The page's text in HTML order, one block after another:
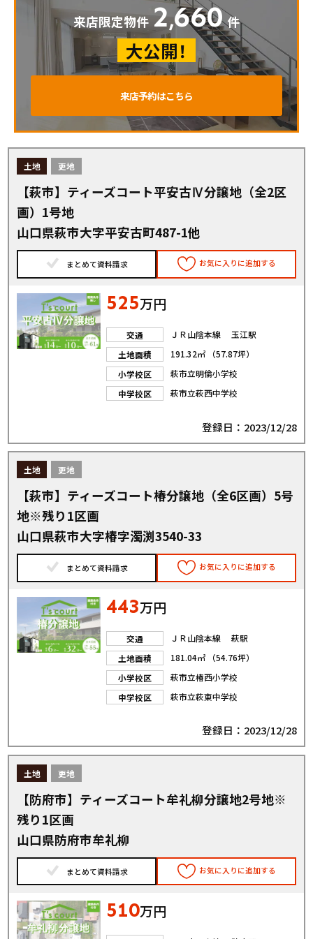
来店限定物件 2,660 件
大公開！
来店予約はこちら
土地 更地
【萩市】ティーズコート平安古Ⅳ分譲地（全2区
画）1号地
山口県萩市大字平安古町487-1他
まとめて資料請求 お気に入りに追加する
525万円
交通
ＪＲ山陰本線 玉江駅
土地面積
191.32㎡ （57.87坪）
小学校区
萩市立明倫小学校
中学校区
萩市立萩西中学校
登録日：2023/12/28
土地 更地
【萩市】ティーズコート椿分譲地（全6区画）5号
地※残り1区画
山口県萩市大字椿字濁渕3540-33
まとめて資料請求 お気に入りに追加する
443万円
交通
ＪＲ山陰本線 萩駅
土地面積
181.04㎡ （54.76坪）
小学校区
萩市立椿西小学校
中学校区
萩市立萩東中学校
登録日：2023/12/28
土地 更地
【防府市】ティーズコート牟礼柳分譲地2号地※
残り1区画
山口県防府市牟礼柳
まとめて資料請求 お気に入りに追加する
510万円